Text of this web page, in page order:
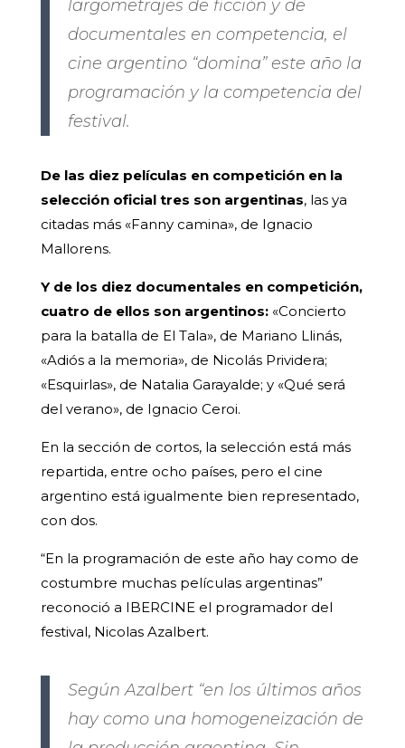
largometrajes de ficción y de
documentales en competencia, el
cine argentino “domina” este año la
programación y la competencia del
festival.
De las diez películas en competición en la
selección oficial tres son argentinas, las ya
citadas más «Fanny camina», de Ignacio
Mallorens.
Y de los diez documentales en competición,
cuatro de ellos son argentinos:«Concierto
para la batalla de El Tala», de Mariano Llinás,
«Adiós a la memoria», de Nicolás Prividera;
«Esquirlas», de Natalia Garayalde; y «Qué será
del verano», de Ignacio Ceroi.
En la sección de cortos, la selección está más
repartida, entre ocho países, pero el cine
argentino está igualmente bien representado,
con dos.
“En la programación de este año hay como de
costumbre muchas películas argentinas”
reconoció a IBERCINE el programador del
festival, Nicolas Azalbert.
Según Azalbert “en los últimos años
hay como una homogeneización de